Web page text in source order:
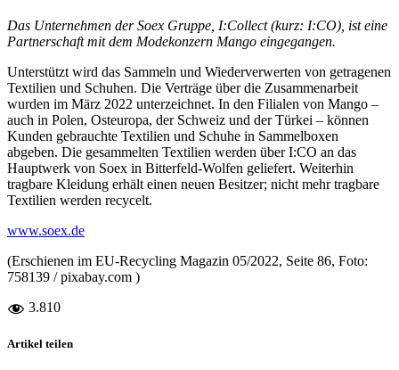
Das Unternehmen der Soex Gruppe, I:Collect (kurz: I:CO), ist eine
Partnerschaft mit dem Modekonzern Mango eingegangen.
Unterstützt wird das Sammeln und Wiederverwerten von getragenen
Textilien und Schuhen. Die Verträge über die Zusammenarbeit
wurden im März 2022 unterzeichnet. In den Filialen von Mango –
auch in Polen, Osteuropa, der Schweiz und der Türkei – können
Kunden gebrauchte Textilien und Schuhe in Sammelboxen
abgeben. Die gesammelten Textilien werden über I:CO an das
Hauptwerk von Soex in Bitterfeld-Wolfen geliefert. Weiterhin
tragbare Kleidung erhält einen neuen Besitzer; nicht mehr tragbare
Textilien werden recycelt.
www.soex.de
(Erschienen im EU-Recycling Magazin 05/2022, Seite 86, Foto:
758139 / pixabay.com )
3.810
Artikel teilen